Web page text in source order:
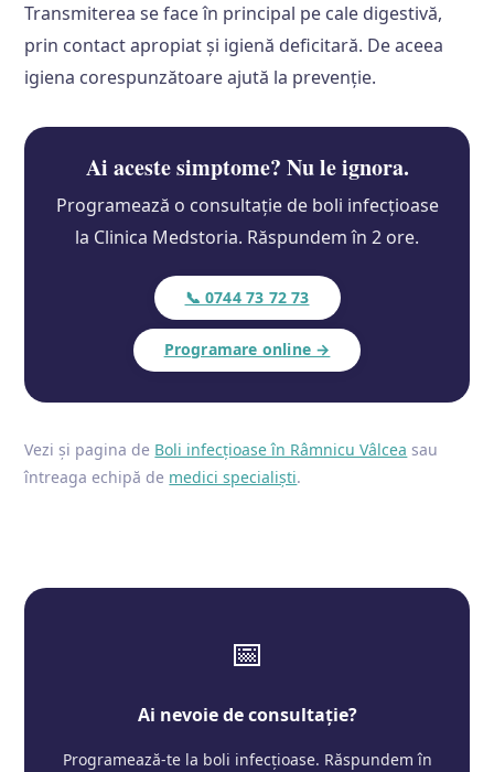
Transmiterea se face în principal pe cale digestivă,
prin contact apropiat și igienă deficitară. De aceea
igiena corespunzătoare ajută la prevenție.
Ai aceste simptome? Nu le ignora.
Programează o consultație de boli infecțioase
la Clinica Medstoria. Răspundem în 2 ore.
📞 0744 73 72 73
Programare online →
Vezi și pagina de Boli infecțioase în Râmnicu Vâlcea sau
întreaga echipă de medici specialiști.
📅
Ai nevoie de consultație?
Programează-te la boli infecțioase. Răspundem în